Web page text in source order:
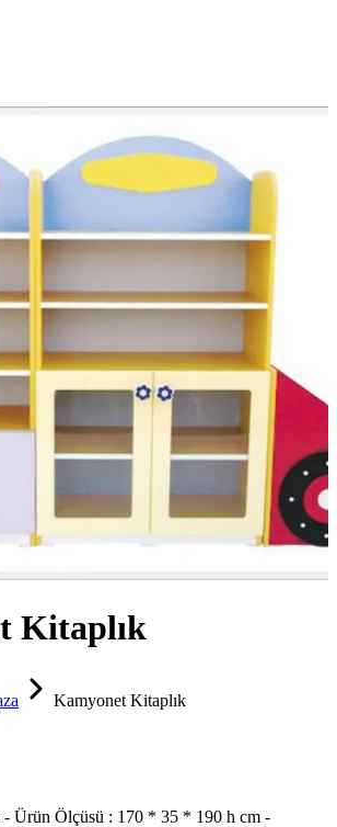
Kitaplık
Kamyonet Kitaplık
- Ürün Ölçüsü : 170 * 35 * 190 h cm -